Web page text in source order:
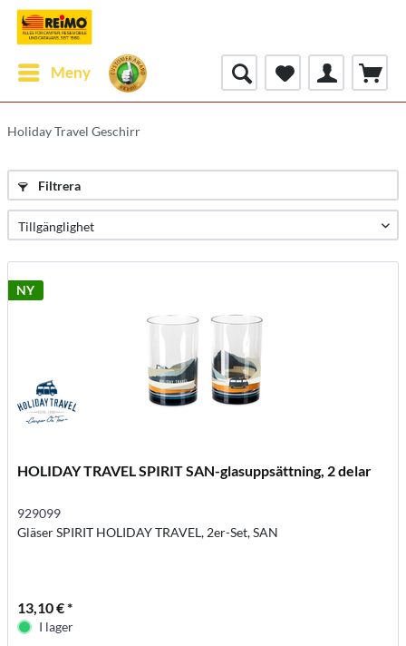
Meny
Holiday Travel Geschirr
Filtrera
NY
HOLIDAY TRAVEL SPIRIT SAN-glasuppsättning, 2 delar
929099
Gläser SPIRIT HOLIDAY TRAVEL, 2er-Set, SAN
13,10 € *
I lager